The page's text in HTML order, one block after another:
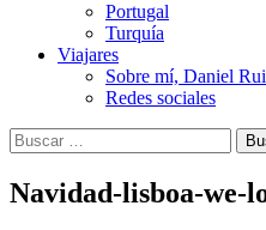
Portugal
Turquía
Viajares
Sobre mí, Daniel
Redes sociales
Buscar:
Navidad-lisboa-we-